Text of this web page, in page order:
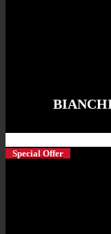
Special Offer